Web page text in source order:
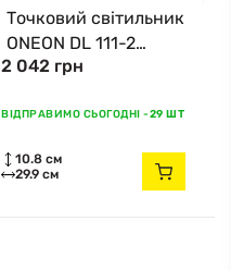
Точковий світильник
ONEON DL 111-2
94364-WH Zuma Line
2 042 грн
ВІДПРАВИМО СЬОГОДНІ -29 ШТ
10.8 см
29.9 см